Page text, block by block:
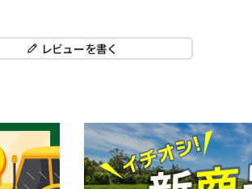
レビューを書く